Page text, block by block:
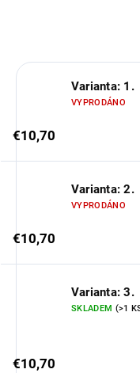
Varianta: 1.
VYPRODÁNO
€10,70
Varianta: 2.
VYPRODÁNO
€10,70
Varianta: 3.
SKLADEM (>1
€10,70